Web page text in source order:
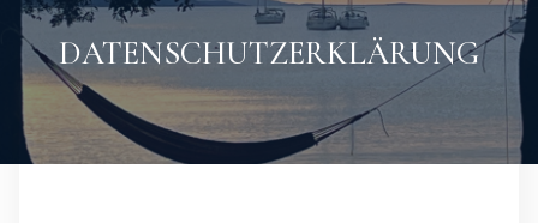
DATENSCHUTZ­ERKLÄRUNG